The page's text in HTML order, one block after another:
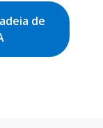
de